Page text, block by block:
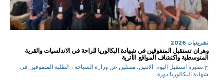
تشريعيات 2026
وهران تستقبل المتفوقين في شهادة البكالوريا للراحة في الاندلسيات والقرية
المتوسطية واكتشاف المواقع الأثرية
ح.نصيرة استقبل اليوم الاثنين، ممثلين عن وزارة السياحة ، الطلبة المتفوقين في
شهادة البكالوريا دورة...